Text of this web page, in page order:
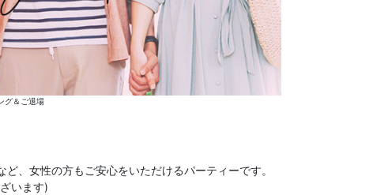
グ＆ご退場
、女性の方もご安心をいただけるパーティーです。
います)